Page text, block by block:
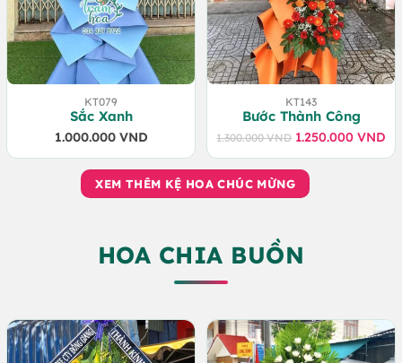
KT079
Sắc Xanh
1.000.000 VND
KT143
Bước Thành Công
1.300.000VND Giá
gốc
là:
1.250.000 VND
Giá
hiện
tại
1.250.000 VND.
XEM THÊM KỆ HOA CHÚC MỪNG
HOA CHIA BUỒN